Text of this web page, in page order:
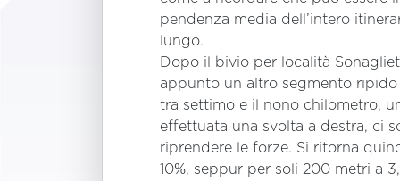
pendenza media dell’intero
lungo.
Dopo il bivio per località
appunto un altro segmento ripido
tra settimo e il nono chilometro,
effettuata una svolta a destra, ci
riprendere le forze. Si ritorna
10%, seppur per soli 200 metri a